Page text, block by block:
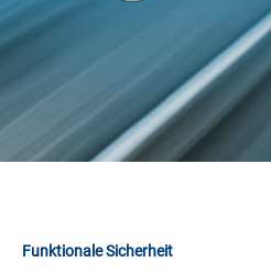
Funktionale Sicherheit